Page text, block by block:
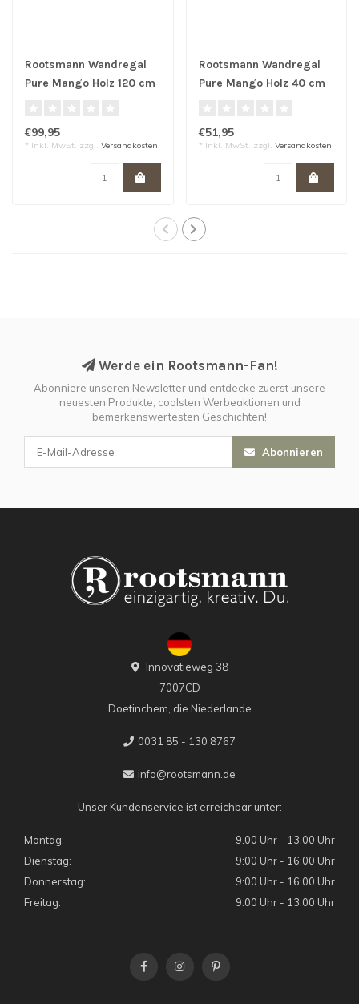
Rootsmann Wandregal
Pure Mango Holz 120 cm
€99,95
* Inkl. MwSt. zzgl. Versandkosten
Rootsmann Wandregal
Pure Mango Holz 40 cm
€51,95
* Inkl. MwSt. zzgl. Versandkosten
Werde ein Rootsmann-Fan!
Abonniere unseren Newsletter und entdecke zuerst unsere
neuesten Produkte, coolsten Werbeaktionen und
bemerkenswertesten Geschichten!
Abonnieren
Innovatieweg 38
7007CD
Doetinchem, die Niederlande
0031 85 - 130 8767
info@rootsmann.de
Unser Kundenservice ist erreichbar unter:
Montag:
9.00 Uhr - 13.00 Uhr
Dienstag:
9:00 Uhr - 16:00 Uhr
Donnerstag:
9:00 Uhr - 16:00 Uhr
Freitag:
9.00 Uhr - 13.00 Uhr